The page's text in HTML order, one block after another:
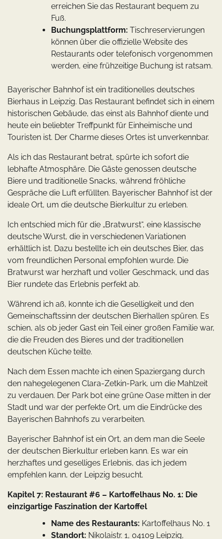
erreichen Sie das Restaurant bequem zu
Fuß.
Buchungsplattform: Tischreservierungen
können über die offizielle Website des
Restaurants oder telefonisch vorgenommen
werden, eine frühzeitige Buchung ist ratsam.
Bayerischer Bahnhof ist ein traditionelles deutsches
Bierhaus in Leipzig. Das Restaurant befindet sich in einem
historischen Gebäude, das einst als Bahnhof diente und
heute ein beliebter Treffpunkt für Einheimische und
Touristen ist. Der Charme dieses Ortes ist unverkennbar.
Als ich das Restaurant betrat, spürte ich sofort die
lebhafte Atmosphäre. Die Gäste genossen deutsche
Biere und traditionelle Snacks, während fröhliche
Gespräche die Luft erfüllten. Bayerischer Bahnhof ist der
ideale Ort, um die deutsche Bierkultur zu erleben.
Ich entschied mich für die „Bratwurst“, eine klassische
deutsche Wurst, die in verschiedenen Variationen
erhältlich ist. Dazu bestellte ich ein deutsches Bier, das
vom freundlichen Personal empfohlen wurde. Die
Bratwurst war herzhaft und voller Geschmack, und das
Bier rundete das Erlebnis perfekt ab.
Während ich aß, konnte ich die Geselligkeit und den
Gemeinschaftssinn der deutschen Bierhallen spüren. Es
schien, als ob jeder Gast ein Teil einer großen Familie war,
die die Freuden des Bieres und der traditionellen
deutschen Küche teilte.
Nach dem Essen machte ich einen Spaziergang durch
den nahegelegenen Clara-Zetkin-Park, um die Mahlzeit
zu verdauen. Der Park bot eine grüne Oase mitten in der
Stadt und war der perfekte Ort, um die Eindrücke des
Bayerischen Bahnhofs zu verarbeiten.
Bayerischer Bahnhof ist ein Ort, an dem man die Seele
der deutschen Bierkultur erleben kann. Es war ein
herzhaftes und geselliges Erlebnis, das ich jedem
empfehlen kann, der Leipzig besucht.
Kapitel 7: Restaurant #6 – Kartoffelhaus No. 1: Die
einzigartige Faszination der Kartoffel
Name des Restaurants: Kartoffelhaus No. 1
Standort: Nikolaistr. 1, 04109 Leipzig,